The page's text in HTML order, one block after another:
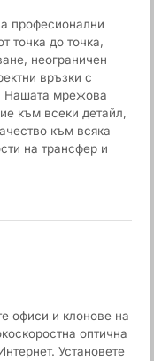
професионални
точка до точка,
неограничен
връзки с
Нашата мрежова
към всеки детайл,
към всяка
на трансфер и
офиси и клонове на
оптична
Установете